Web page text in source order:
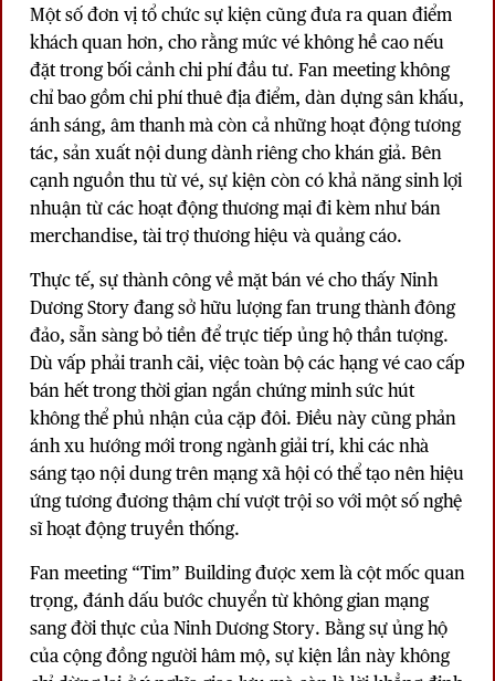
Một số đơn vị tổ chức sự kiện cũng đưa ra quan điểm
khách quan hơn, cho rằng mức vé không hề cao nếu
đặt trong bối cảnh chi phí đầu tư. Fan meeting không
chỉ bao gồm chi phí thuê địa điểm, dàn dựng sân khấu,
ánh sáng, âm thanh mà còn cả những hoạt động tương
tác, sản xuất nội dung dành riêng cho khán giả. Bên
cạnh nguồn thu từ vé, sự kiện còn có khả năng sinh lợi
nhuận từ các hoạt động thương mại đi kèm như bán
merchandise, tài trợ thương hiệu và quảng cáo.
Thực tế, sự thành công về mặt bán vé cho thấy Ninh
Dương Story đang sở hữu lượng fan trung thành đông
đảo, sẵn sàng bỏ tiền để trực tiếp ủng hộ thần tượng.
Dù vấp phải tranh cãi, việc toàn bộ các hạng vé cao cấp
bán hết trong thời gian ngắn chứng minh sức hút
không thể phủ nhận của cặp đôi. Điều này cũng phản
ánh xu hướng mới trong ngành giải trí, khi các nhà
sáng tạo nội dung trên mạng xã hội có thể tạo nên hiệu
ứng tương đương thậm chí vượt trội so với một số nghệ
sĩ hoạt động truyền thống.
Fan meeting “Tim” Building được xem là cột mốc quan
trọng, đánh dấu bước chuyển từ không gian mạng
sang đời thực của Ninh Dương Story. Bằng sự ủng hộ
của cộng đồng người hâm mộ, sự kiện lần này không